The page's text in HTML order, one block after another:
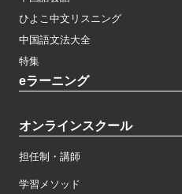
ひよこ中文リスニング
中国語文法大全
特集
eラーニング
オンラインスクール
担任制・講師
学習メソッド